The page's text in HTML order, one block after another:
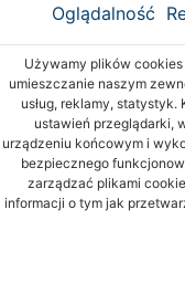
Oglądalność
Używamy plików
umieszczanie naszym
usług, reklamy,
ustawień przeglądarki,
urządzeniu końcowym i
bezpiecznego
zarządzać plikami
informacji o tym jak